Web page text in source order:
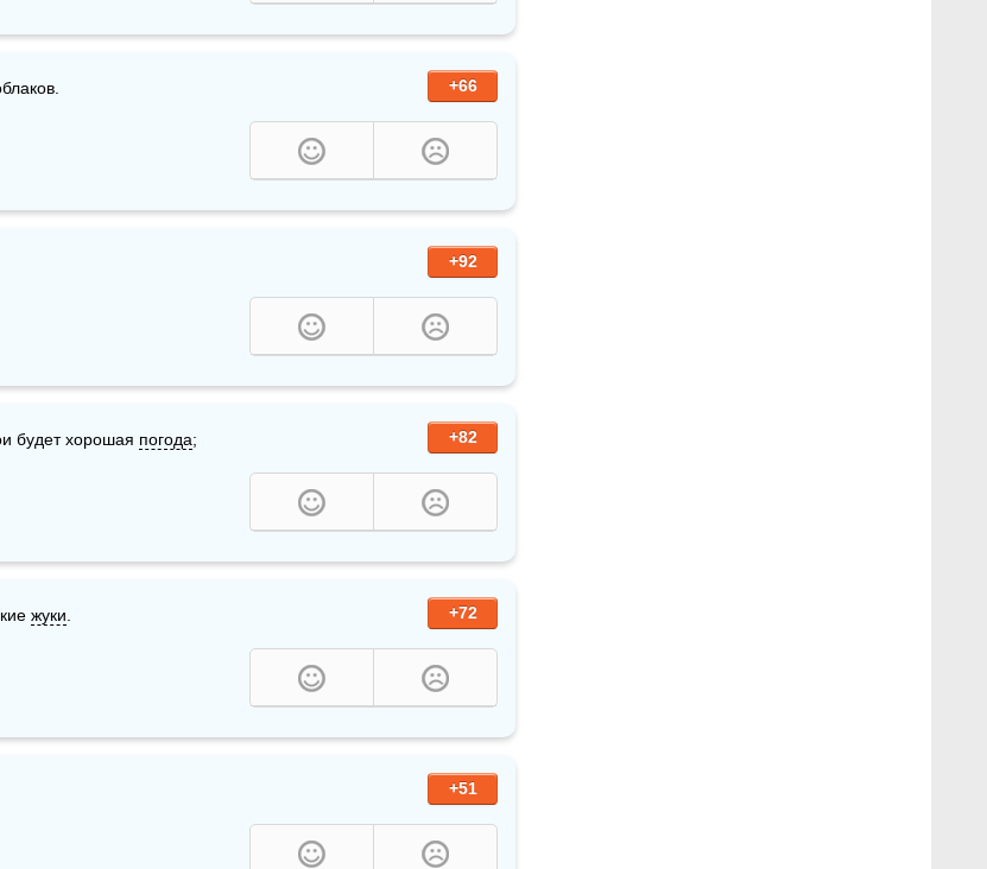
+66
+92
+82
будет хорошая погода;
+72
жуки
+51